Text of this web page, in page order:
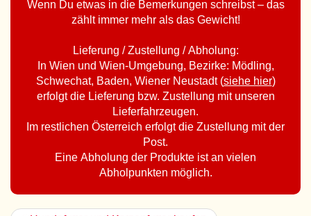
Wenn Du etwas in die Bemerkungen schreibst – das
zählt immer mehr als das Gewicht!
Lieferung / Zustellung / Abholung:
In Wien und Wien-Umgebung, Bezirke: Mödling,
Schwechat, Baden, Wiener Neustadt (siehe hier)
erfolgt die Lieferung bzw. Zustellung mit unseren
Lieferfahrzeugen.
Im restlichen Österreich erfolgt die Zustellung mit der
Post.
Eine Abholung der Produkte ist an vielen
Abholpunkten möglich.